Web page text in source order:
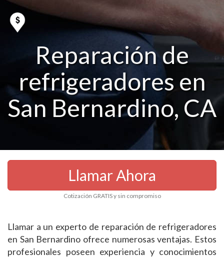
Reparación de
refrigeradores en
San Bernardino, CA
Llamar Ahora
Cotización GRATIS y sin compromiso
Llamar a un experto de reparación de refrigeradores
en San Bernardino ofrece numerosas ventajas. Estos
profesionales poseen experiencia y conocimientos